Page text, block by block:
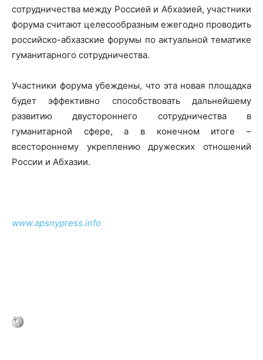
сотрудничества между Россией и Абхазией, участники
форума считают целесообразным ежегодно проводить
российско-абхазские форумы по актуальной тематике
гуманитарного сотрудничества.
Участники форума убеждены, что эта новая площадка
будет эффективно способствовать дальнейшему
развитию двустороннего сотрудничества в
гуманитарной сфере, а в конечном итоге –
всестороннему укреплению дружеских отношений
России и Абхазии.
www.apsnypress.info